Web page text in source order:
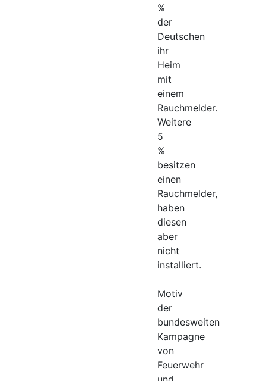
%
der
Deutschen
ihr
Heim
mit
einem
Rauchmelder.
Weitere
5
%
besitzen
einen
Rauchmelder,
haben
diesen
aber
nicht
installiert.
Motiv
der
bundesweiten
Kampagne
von
Feuerwehr